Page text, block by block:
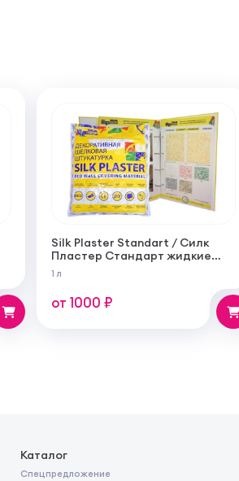
Silk Plaster Standart / Силк
Пластер Стандарт жидкие
обои (шелковая декоративная
штукатурка)
1 л
от 1000 ₽
Каталог
Спецпредложение